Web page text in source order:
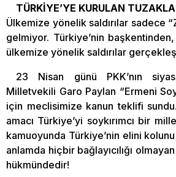
TÜRKİYE’YE KURULAN
Ülkemize yönelik saldırılar sadece
gelmiyor. Türkiye’nin
ülkemize yönelik saldırılar
23 Nisan günü PKK’nın siyasi
Milletvekili Garo Paylan “Ermeni
için meclisimize kanun teklifi
amacı Türkiye’yi soykırımcı bir
kamuoyunda Türkiye’nin elini
anlamda hiçbir bağlayıcılığı
hükmündedir!